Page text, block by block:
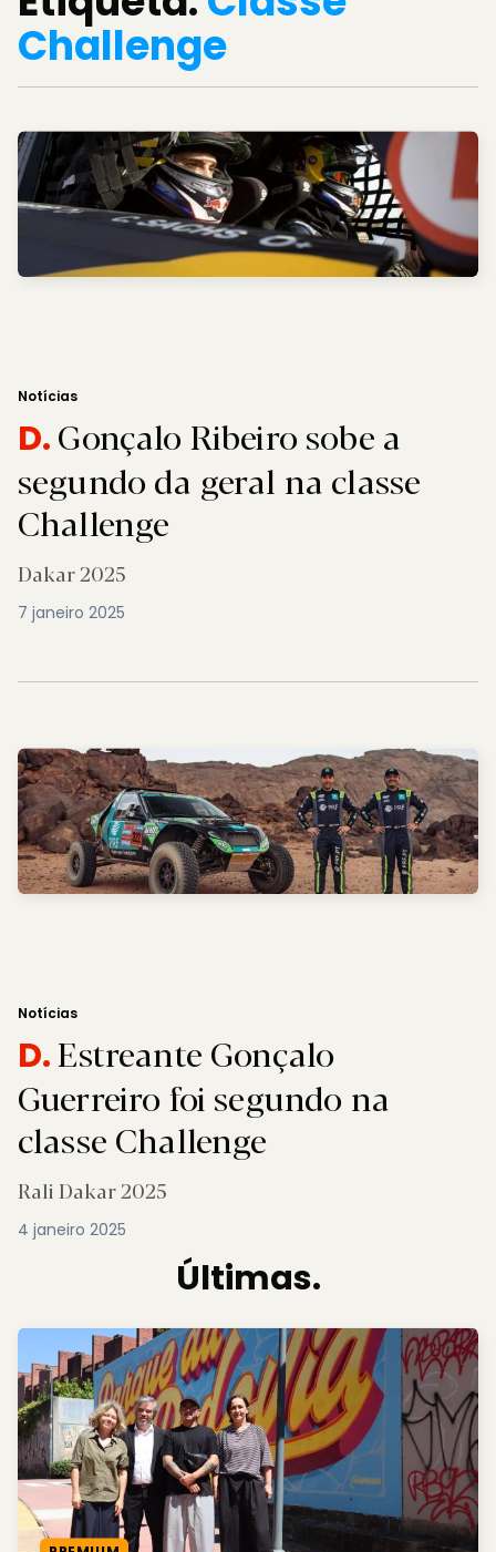
Challenge
Notícias
D.Gonçalo Ribeiro sobe a
segundo da geral na classe
Challenge
Dakar 2025
7 janeiro 2025
Notícias
D.Estreante Gonçalo
Guerreiro foi segundo na
classe Challenge
Rali Dakar 2025
4 janeiro 2025
Últimas.